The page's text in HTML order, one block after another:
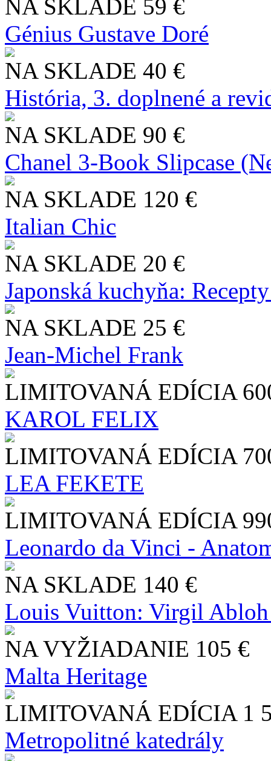
NA SKLADE 59 €
Génius Gustave Doré
NA SKLADE 40 €
História, 3. doplnené a
NA SKLADE 90 €
Chanel 3-Book Slipcase
NA SKLADE 120 €
Italian Chic
NA SKLADE 20 €
Japonská kuchyňa:
NA SKLADE 25 €
Jean-Michel Frank
LIMITOVANÁ EDÍCIA
KAROL FELIX
LIMITOVANÁ EDÍCIA
LEA FEKETE
LIMITOVANÁ EDÍCIA
Leonardo da Vinci -
NA SKLADE 140 €
Louis Vuitton: Virgil
NA VYŽIADANIE 105 €
Malta Heritage
LIMITOVANÁ EDÍCIA 1
Metropolitné katedrály